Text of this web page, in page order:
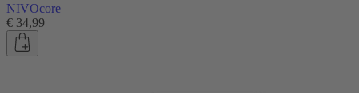
NIVOcore
€ 34,99